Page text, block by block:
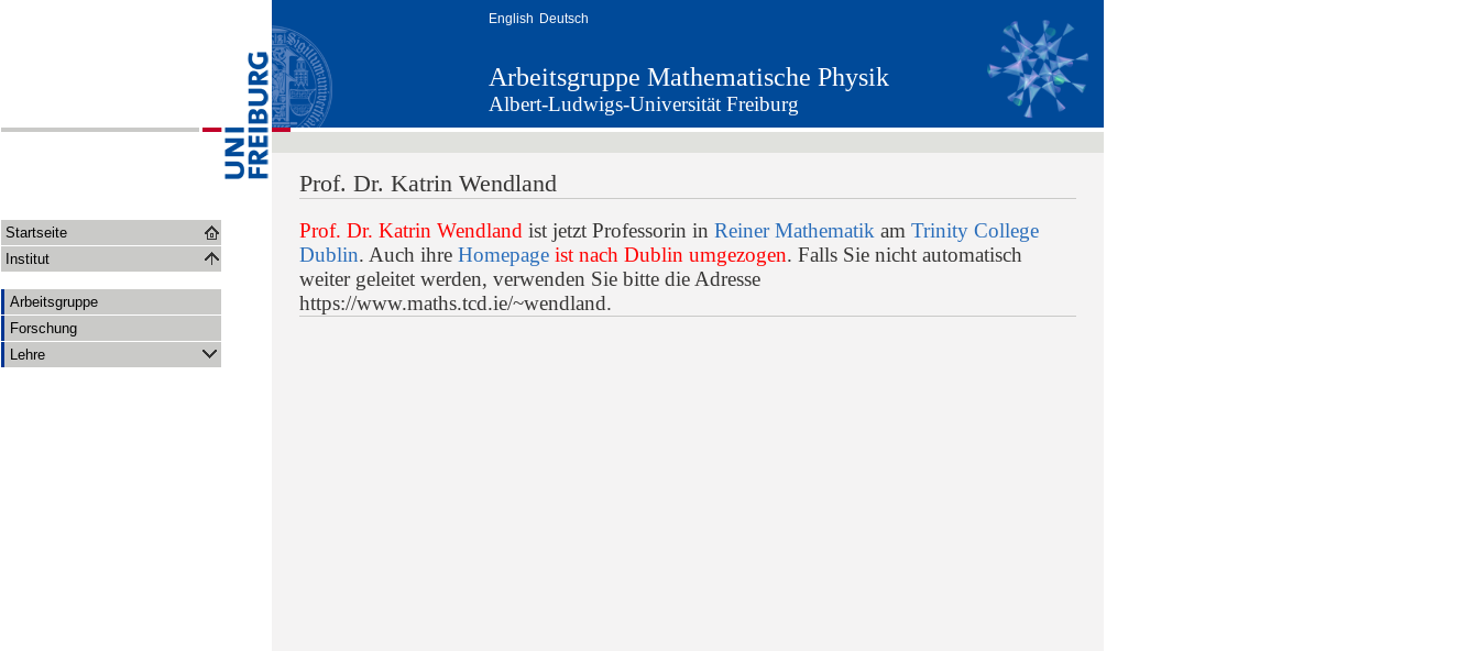
Startseite
Institut
Arbeitsgruppe
Forschung
Lehre
English Deutsch
Arbeitsgruppe Mathematische Physik
Albert-Ludwigs-Universität Freiburg
Prof. Dr. Katrin Wendland
Prof. Dr. Katrin Wendland ist jetzt Professorin in Reiner Mathematik am Trinity College
Dublin. Auch ihre Homepage ist nach Dublin umgezogen. Falls Sie nicht automatisch
weiter geleitet werden, verwenden Sie bitte die Adresse
https://www.maths.tcd.ie/~wendland.